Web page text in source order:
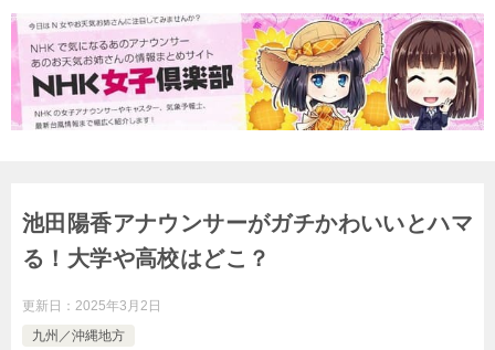
池田陽香アナウンサーがガチかわいいとハマ
る！大学や高校はどこ？
更新日： 2025年3月2日
九州／沖縄地方